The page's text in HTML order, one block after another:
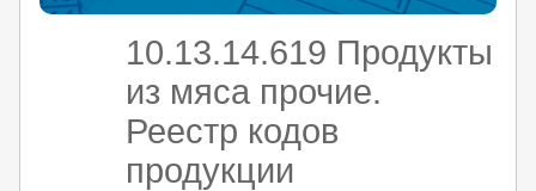
10.13.14.619 Продукты
из мяса прочие.
Реестр кодов
продукции